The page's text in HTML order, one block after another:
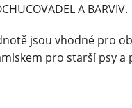
A BARVIV.
jsou vhodné pro
pro starší psy